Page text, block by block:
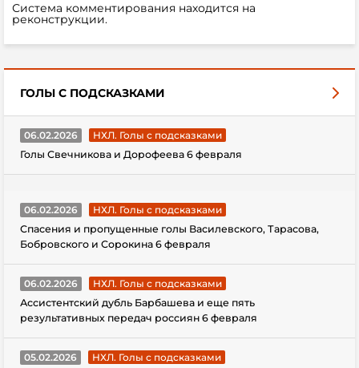
Система комментирования находится на
реконструкции.
ГОЛЫ С ПОДСКАЗКАМИ
06.02.2026
НХЛ. Голы с подсказками
Голы Свечникова и Дорофеева 6 февраля
06.02.2026
НХЛ. Голы с подсказками
Спасения и пропущенные голы Василевского, Тарасова,
Бобровского и Сорокина 6 февраля
06.02.2026
НХЛ. Голы с подсказками
Ассистентский дубль Барбашева и еще пять
результативных передач россиян 6 февраля
05.02.2026
НХЛ. Голы с подсказками